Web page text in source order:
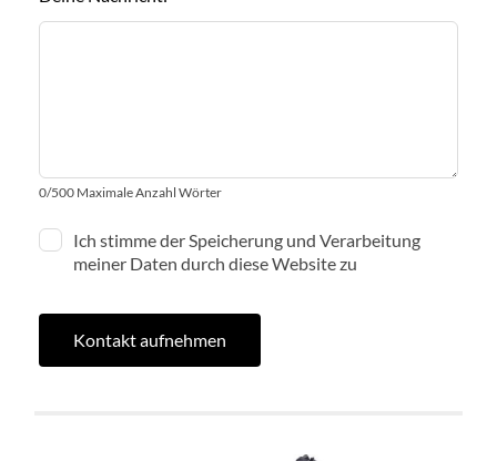
0/500 Maximale Anzahl Wörter
Ich stimme der Speicherung und Verarbeitung
meiner Daten durch diese Website zu
Kontakt aufnehmen